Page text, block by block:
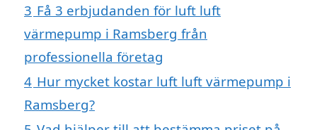
3 Få 3 erbjudanden för luft luft
värmepump i Ramsberg från
professionella företag
4 Hur mycket kostar luft luft värmepump i
Ramsberg?